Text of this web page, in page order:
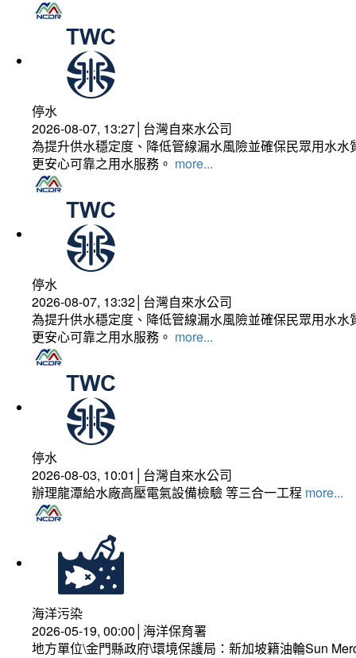
停水
2026-08-07, 13:27│台灣自來水公司
為提升供水穩定度、降低管線漏水風險並確保民眾用水
更安心可靠之用水服務。 more...
停水
2026-08-07, 13:32│台灣自來水公司
為提升供水穩定度、降低管線漏水風險並確保民眾用水
更安心可靠之用水服務。 more...
停水
2026-08-03, 10:01│台灣自來水公司
辦理龍潭給水廠高壓電氣設備檢驗 等三合一工程 more...
海洋污染
2026-05-19, 00:00│海洋保育署
地方單位\金門縣政府\環境保護局：新加坡籍油輪Sun